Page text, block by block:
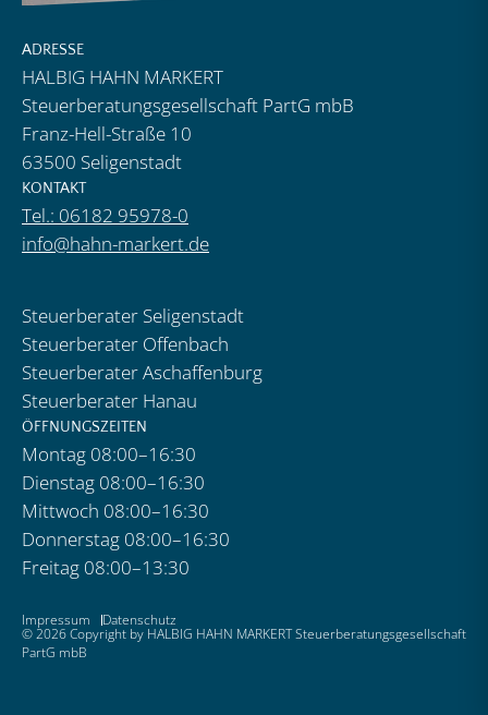
ADRESSE
HALBIG HAHN MARKERT
Steuerberatungsgesellschaft PartG mbB
Franz-Hell-Straße 10
63500 Seligenstadt
KONTAKT
Tel.: 06182 95978-0
info@hahn-markert.de
Steuerberater Seligenstadt
Steuerberater Offenbach
Steuerberater Aschaffenburg
Steuerberater Hanau
ÖFFNUNGSZEITEN
Montag 08:00–16:30
Dienstag 08:00–16:30
Mittwoch 08:00–16:30
Donnerstag 08:00–16:30
Freitag 08:00–13:30
Impressum Datenschutz
© 2026 Copyright by HALBIG HAHN MARKERT Steuerberatungsgesellschaft
PartG mbB